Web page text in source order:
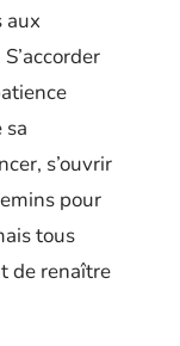
aux
sa
s’ouvrir
pour
tous
de renaître